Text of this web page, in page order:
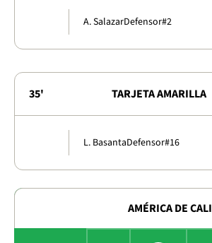
A. SalazarDefensor#2
35' TARJETA AMARILLA
L. BasantaDefensor#16
AMÉRICA DE CALI